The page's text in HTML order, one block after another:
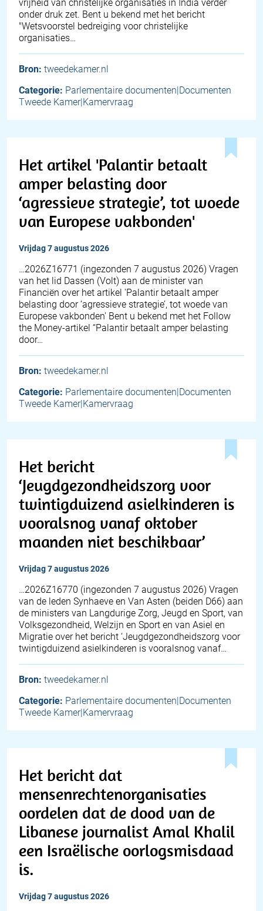
vrijheid van christelijke organisaties in India verder
onder druk zet. Bent u bekend met het bericht
"Wetsvoorstel bedreiging voor christelijke
organisaties…
Bron: tweedekamer.nl
Categorie: Parlementaire documenten|Documenten
Tweede Kamer|Kamervraag
Het artikel 'Palantir betaalt
amper belasting door
‘agressieve strategie’, tot woede
van Europese vakbonden'
vrijdag 7 augustus 2026
… 2026Z16771 (ingezonden 7 augustus 2026) Vragen
van het lid Dassen (Volt) aan de minister van
Financiën over het artikel 'Palantir betaalt amper
belasting door ‘agressieve strategie’, tot woede van
Europese vakbonden' Bent u bekend met het Follow
the Money-artikel “Palantir betaalt amper belasting
door…
Bron: tweedekamer.nl
Categorie: Parlementaire documenten|Documenten
Tweede Kamer|Kamervraag
Het bericht
‘Jeugdgezondheidszorg voor
twintigduizend asielkinderen is
vooralsnog vanaf oktober
maanden niet beschikbaar’
vrijdag 7 augustus 2026
… 2026Z16770 (ingezonden 7 augustus 2026) Vragen
van de leden Synhaeve en Van Asten (beiden D66) aan
de ministers van Langdurige Zorg, Jeugd en Sport, van
Volksgezondheid, Welzijn en Sport en van Asiel en
Migratie over het bericht ‘Jeugdgezondheidszorg voor
twintigduizend asielkinderen is vooralsnog vanaf…
Bron: tweedekamer.nl
Categorie: Parlementaire documenten|Documenten
Tweede Kamer|Kamervraag
Het bericht dat
mensenrechtenorganisaties
oordelen dat de dood van de
Libanese journalist Amal Khalil
een Israëlische oorlogsmisdaad
is.
vrijdag 7 augustus 2026